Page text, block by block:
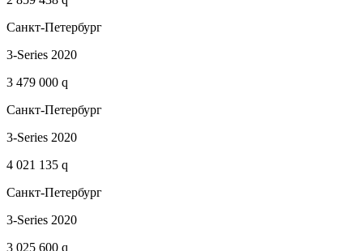
Санкт-Петербург
3-Series 2020
3 479 000 q
Санкт-Петербург
3-Series 2020
4 021 135 q
Санкт-Петербург
3-Series 2020
3 025 600 q